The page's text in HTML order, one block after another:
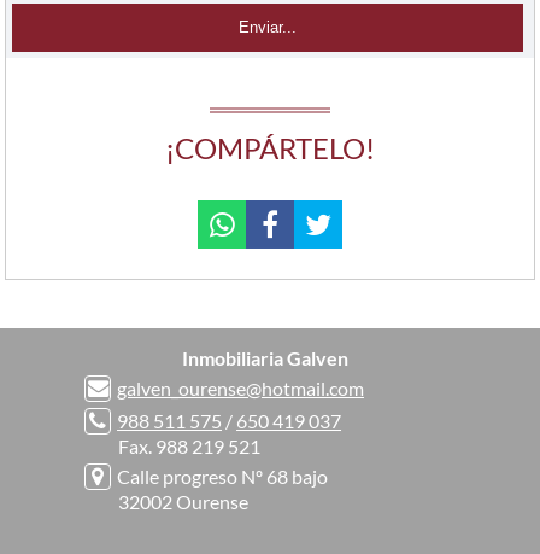
¡COMPÁRTELO!
Inmobiliaria Galven
galven_ourense@hotmail.com
988 511 575 / 650 419 037
Fax. 988 219 521
Calle progreso Nº 68 bajo
32002 Ourense